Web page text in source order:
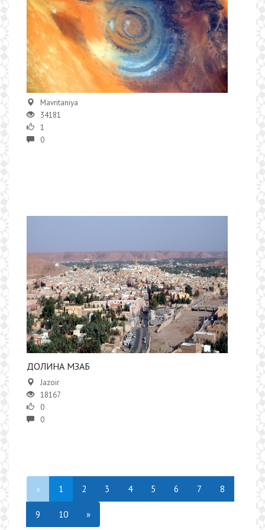
Mavritaniya
34181
1
0
ДОЛИНА МЗАБ
Jazoir
18167
0
0
« 1 2 3 4 5 6 7 8
9 10 »